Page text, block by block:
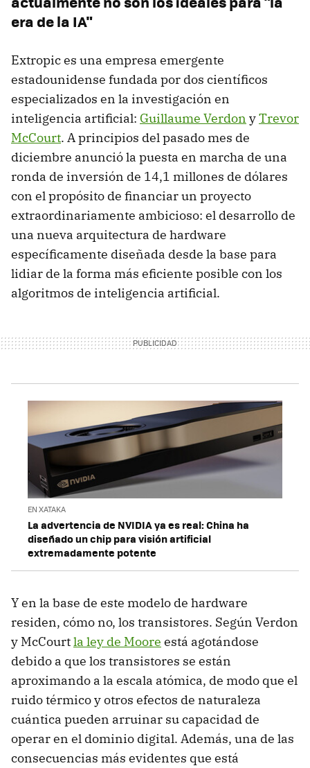
era de la IA"
Extropic es una empresa emergente
estadounidense fundada por dos científicos
especializados en la investigación en
inteligencia artificial: Guillaume Verdon yTrevor
McCourt. A principios del pasado mes de
diciembre anunció la puesta en marcha de una
ronda de inversión de 14,1 millones de dólares
con el propósito de financiar un proyecto
extraordinariamente ambicioso: el desarrollo de
una nueva arquitectura de hardware
específicamente diseñada desde la base para
lidiar de la forma más eficiente posible con los
algoritmos de inteligencia artificial.
EN XATAKA
La advertencia de NVIDIA ya es real: China ha
diseñado un chip para visión artificial
extremadamente potente
Y en la base de este modelo de hardware
residen, cómo no, los transistores. Según Verdon
y McCourtla ley de Moore está agotándose
debido a que los transistores se están
aproximando a la escala atómica, de modo que el
ruido térmico y otros efectos de naturaleza
cuántica pueden arruinar su capacidad de
operar en el dominio digital. Además, una de las
consecuencias más evidentes que está